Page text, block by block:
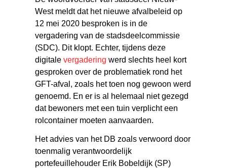
West meldt dat het nieuwe afvalbeleid op
12 mei 2020 besproken is in de
vergadering van de stadsdeelcommissie
(SDC). Dit klopt. Echter, tijdens deze
digitalevergadering werd slechts heel kort
gesproken over de problematiek rond het
GFT-afval, zoals het toen nog gewoon werd
genoemd. En er is al helemaal niet gezegd
dat bewoners met een tuin verplicht een
rolcontainer moeten aanvaarden.
Het advies van het DB zoals verwoord door
toenmalig verantwoordelijk
portefeuillehouder Erik Bobeldijk (SP)